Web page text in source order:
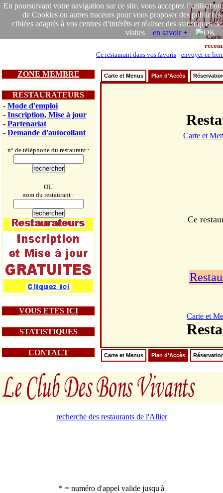
En poursuivant votre navigation sur ce site, vous acceptez l’utilisation
de Cookies ou autres traceurs pour vous proposer des publicités
ciblées adaptés à vos centres d’intérêts et réaliser des statistiques de
visites en savoir +
Carte
Ce restaurant dans vos favoris - envoyer ce
ZONE MEMBRE
RESTAURATEURS
- Mode d'emploi
- Inscription, Mise à jour
- Partenariat
- Demande d'autocollant
n° de téléphone du restaurant :
OU
nom du restaurant :
VOUS ETES ICI
STATISTIQUES
CONTACT
Carte et Menus Plan d'Accès
Carte et
Ce
Carte et
Carte et Menus Plan d'Accès
recherche des restaurants de l'Allier
* = numéro d'appel valide jusqu'à